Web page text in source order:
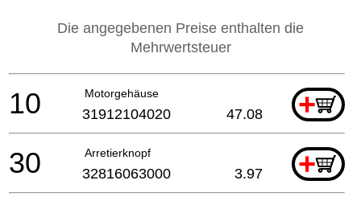
Die angegebenen Preise enthalten die
Mehrwertsteuer
Motorgehäuse +
10 31912104020 47.08
Arretierknopf +
30 32816063000 3.97